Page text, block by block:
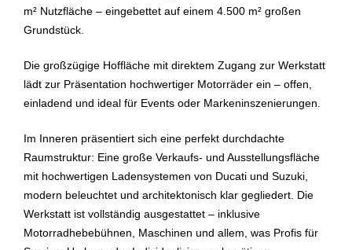
m² Nutzfläche – eingebettet auf einem 4.500 m² großen
Grundstück.
Die großzügige Hoffläche mit direktem Zugang zur Werkstatt
lädt zur Präsentation hochwertiger Motorräder ein – offen,
einladend und ideal für Events oder Markeninszenierungen.
Im Inneren präsentiert sich eine perfekt durchdachte
Raumstruktur: Eine große Verkaufs- und Ausstellungsfläche
mit hochwertigen Ladensystemen von Ducati und Suzuki,
modern beleuchtet und architektonisch klar gegliedert. Die
Werkstatt ist vollständig ausgestattet – inklusive
Motorradhebebühnen, Maschinen und allem, was Profis für